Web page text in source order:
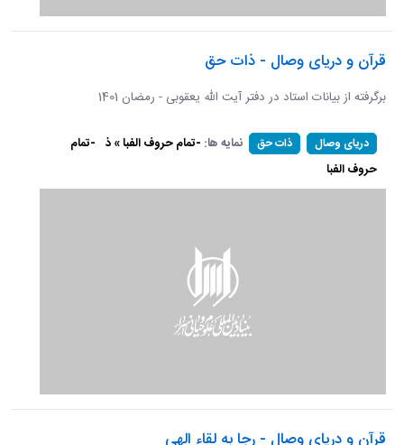
قرآن و دریای وصال - ذات حق
برگرفته از بیانات استاد در دفتر آیت الله یعقوبی - رمضان 1401
دریای وصال ذات حق نمایه ها: -تمام حروف الفبا » ذ -تمام
حروف الفبا
قرآن و دریای وصال - رجا به لقاء الهی